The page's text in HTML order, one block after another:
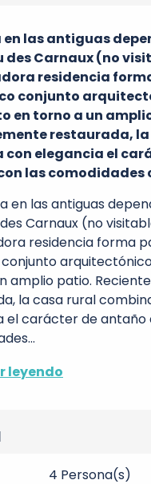
las antiguas
des Carnaux (no
residencia
conjunto
en torno a un
restaurada,
con elegancia el
las comodidades
en las antiguas
Carnaux (no
residencia forma
amplio patio.
la casa rural
el carácter de antaño
leyendo
4 Persona(s)